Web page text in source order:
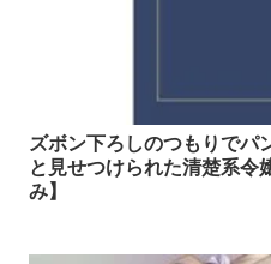
ズボン下ろしのつもりでパ
と見せつけられた清楚系
み】